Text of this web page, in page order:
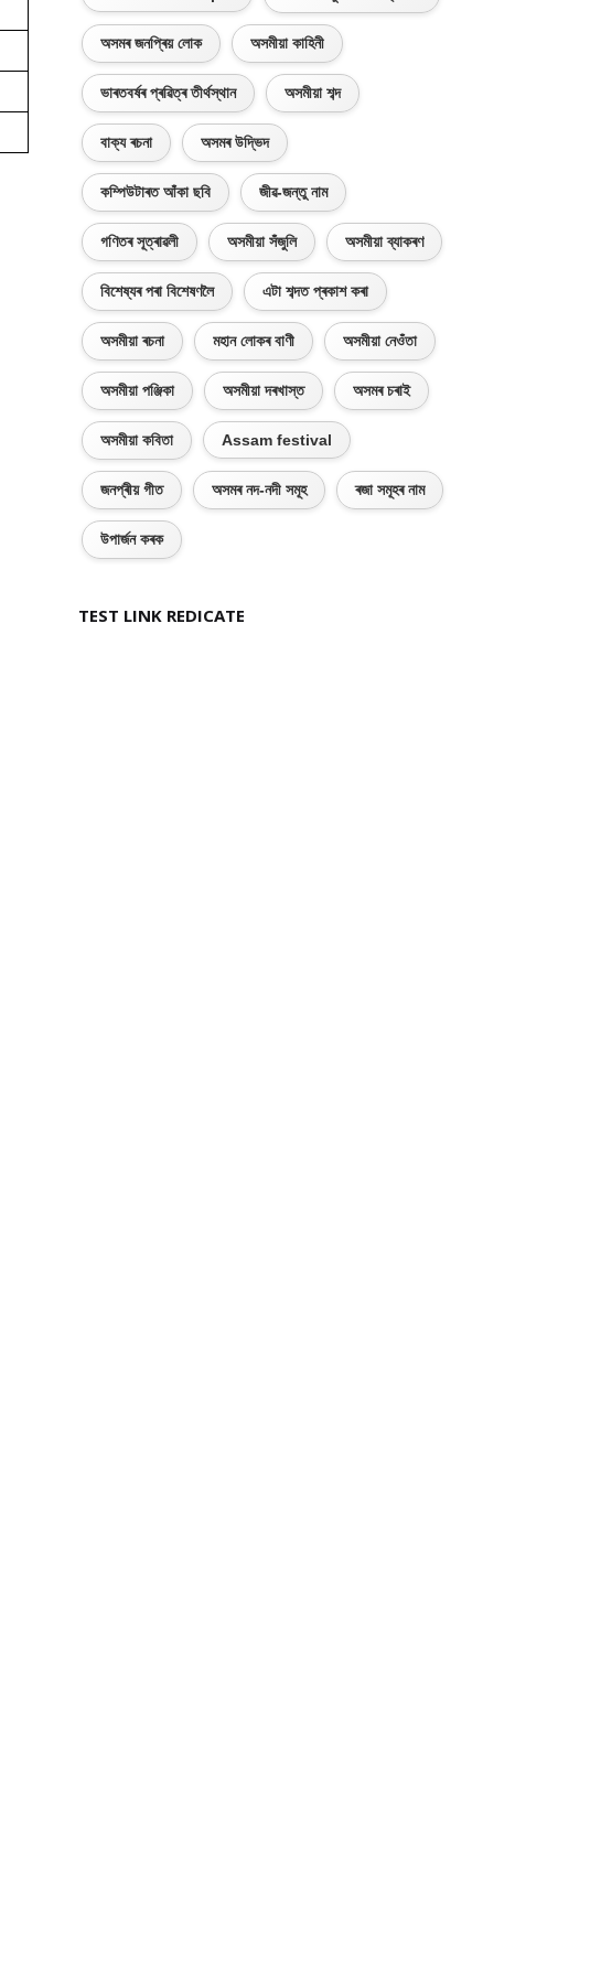
অসমৰ জনপ্ৰিয় লোক অসমীয়া কাহিনী
ভাৰতবৰ্ষৰ প্ৰৱিত্ৰ তীৰ্থস্থান অসমীয়া শব্দ
বাক্য ৰচনা অসমৰ উদ্ভিদ
কম্পিউটাৰত আঁকা ছবি জীৱ-জন্তু নাম
গণিতৰ সূত্ৰাৱলী অসমীয়া সঁজুলি অসমীয়া ব্যাকৰণ
বিশেষ্যৰ পৰা বিশেষণলৈ এটা শব্দত প্ৰকাশ কৰা
অসমীয়া ৰচনা মহান লোকৰ বাণী অসমীয়া নেওঁতা
অসমীয়া পঞ্জিকা অসমীয়া দৰখাস্ত অসমৰ চৰাই
অসমীয়া কবিতা Assam festival
জনপ্ৰীয় গীত অসমৰ নদ-নদী সমূহ ৰজা সমূহৰ নাম
উপাৰ্জন কৰক
TEST LINK REDICATE